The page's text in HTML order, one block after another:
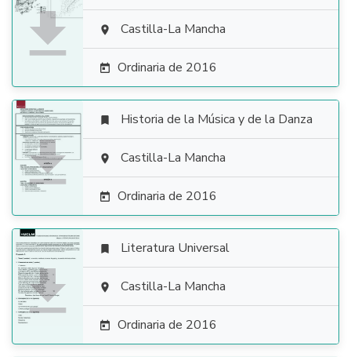
  Castilla-La Mancha
 Ordinaria de 2016

 Historia de la Música y de la Danza
 Castilla-La Mancha
 Ordinaria de 2016

 Literatura Universal
 Castilla-La Mancha
 Ordinaria de 2016